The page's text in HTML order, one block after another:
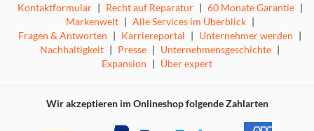
Kontaktformular | Recht auf Reparatur | 60 Monate Garantie |
Markenwelt | Alle Services im Überblick |
Fragen & Antworten | Karriereportal | Unternehmer werden |
Nachhaltigkeit | Presse | Unternehmensgeschichte |
Expansion | Über expert
Wir akzeptieren im Onlineshop folgende Zahlarten